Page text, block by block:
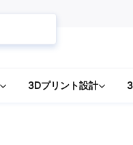
3Dプリント設計